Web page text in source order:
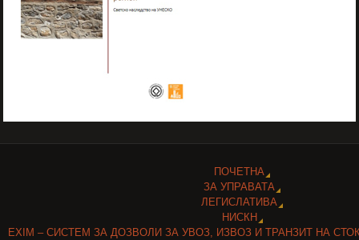
ПОЧЕТНА
ЗА УПРАВАТА
ЛЕГИСЛАТИВА
НИСКН
EXIM – СИСТЕМ ЗА ДОЗВОЛИ ЗА УВОЗ, ИЗВОЗ И ТРАНЗИТ НА